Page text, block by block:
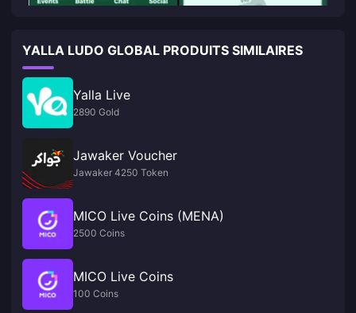
YALLA LUDO GLOBAL PRODUITS SIMILAIRES
Yalla Live
2890 Gold
Jawaker Voucher
Jawaker 4250 Token
MICO Live Coins (MENA)
2500 Coins
MICO Live Coins
100 Coins